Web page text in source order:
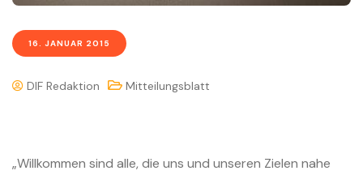
16. JANUAR 2015
DIF Redaktion Mitteilungsblatt
„Willkommen sind alle, die uns und unseren Zielen nahe